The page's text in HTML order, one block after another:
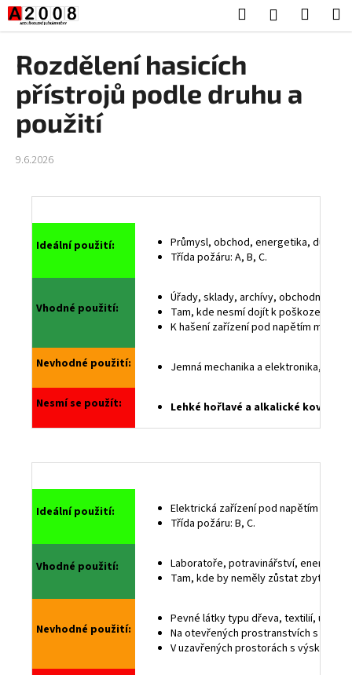
Přejít
na
obsah
HledatPřihlášení
Rozdělení hasicích
přístrojů podle druhu a
použití
9.6.2026
Ideální použití:
Průmysl, obchod, energetika, důlní
Třída požáru: A, B, C.
Vhodné použití:
Úřady, sklady, archívy, obchodní
Tam, kde nesmí dojít k poškození
K hašení zařízení pod napětím max.
Nevhodné použití: Jemná mechanika a elektronika,
Nesmí se použít: Lehké hořlavé a alkalické kovy,
Ideální použití:
Elektrická zařízení pod napětím
Třída požáru: B, C.
Vhodné použití:
Laboratoře, potravinářství,
Tam, kde by neměly zůstat zbytky
Nevhodné použití:
Pevné látky typu dřeva, textilií, uhlí
Na otevřených prostranstvích s
V uzavřených prostorách s výskytem
K
o
C
o
p
t